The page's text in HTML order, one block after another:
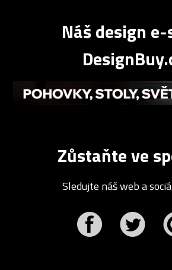
Náš design
Zůstaňte ve
Sledujte náš web a